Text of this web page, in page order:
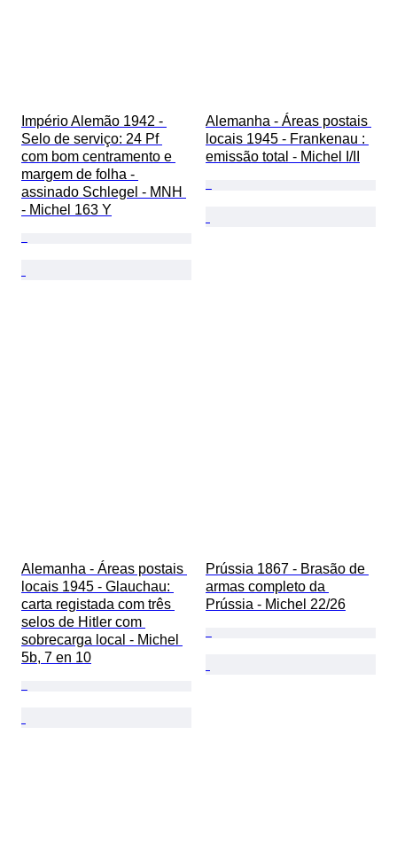
Império Alemão 1942 -
Selo de serviço: 24 Pf
com bom centramento e
margem de folha -
assinado Schlegel - MNH
- Michel 163 Y
Alemanha - Áreas postais
locais 1945 - Frankenau :
emissão total - Michel I/II
Alemanha - Áreas postais
locais 1945 - Glauchau:
carta registada com três
selos de Hitler com
sobrecarga local - Michel
5b, 7 en 10
Prússia 1867 - Brasão de
armas completo da
Prússia - Michel 22/26